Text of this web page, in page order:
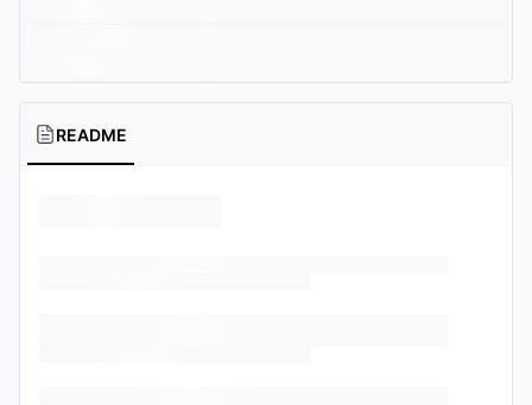
README